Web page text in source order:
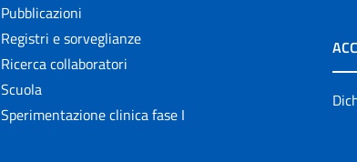
Pubblicazioni
Registri e sorveglianze
Ricerca collaboratori
Scuola
Sperimentazione clinica fase I